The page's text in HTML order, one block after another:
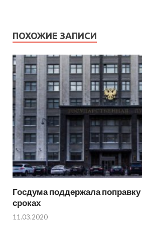
ПОХОЖИЕ ЗАПИСИ
Госдума поддержала поправку
сроках
11.03.2020